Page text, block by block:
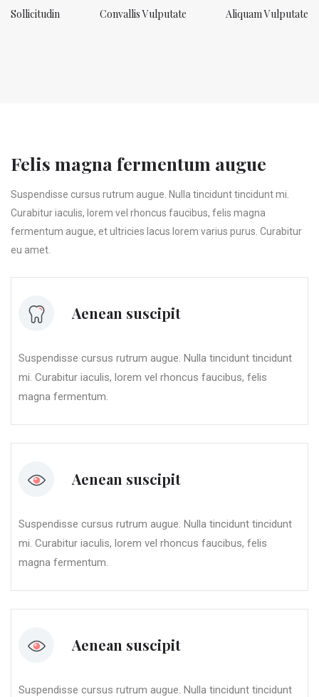
Sollicitudin Convallis Vulputate Aliquam Vulputate
Felis magna fermentum augue
Suspendisse cursus rutrum augue. Nulla tincidunt tincidunt mi.
Curabitur iaculis, lorem vel rhoncus faucibus, felis magna
fermentum augue, et ultricies lacus lorem varius purus. Curabitur
eu amet.
Aenean suscipit
Suspendisse cursus rutrum augue. Nulla tincidunt tincidunt
mi. Curabitur iaculis, lorem vel rhoncus faucibus, felis
magna fermentum.
Aenean suscipit
Suspendisse cursus rutrum augue. Nulla tincidunt tincidunt
mi. Curabitur iaculis, lorem vel rhoncus faucibus, felis
magna fermentum.
Aenean suscipit
Suspendisse cursus rutrum augue. Nulla tincidunt tincidunt